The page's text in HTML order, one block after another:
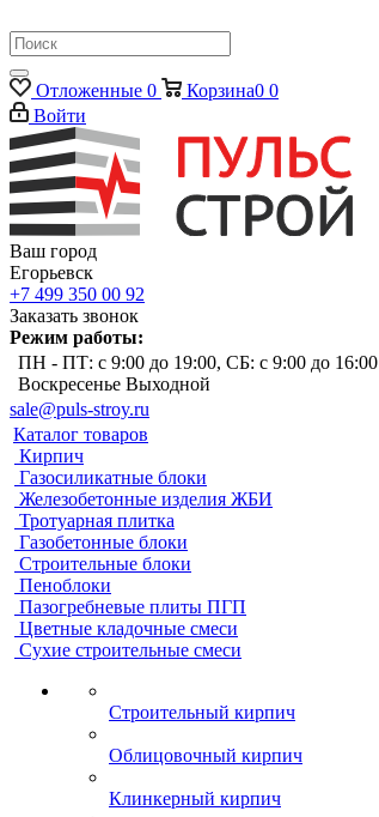
Отложенные 0 Корзина0 0
Войти
Ваш город
Егорьевск
+7 499 350 00 92
Заказать звонок
Режим работы:
ПН - ПТ: с 9:00 до 19:00, СБ: с 9:00 до 16:00
Воскресенье Выходной
sale@puls-stroy.ru
Каталог товаров
Кирпич
Газосиликатные блоки
Железобетонные изделия ЖБИ
Тротуарная плитка
Газобетонные блоки
Строительные блоки
Пеноблоки
Пазогребневые плиты ПГП
Цветные кладочные смеси
Сухие строительные смеси
Строительный кирпич
Облицовочный кирпич
Клинкерный кирпич